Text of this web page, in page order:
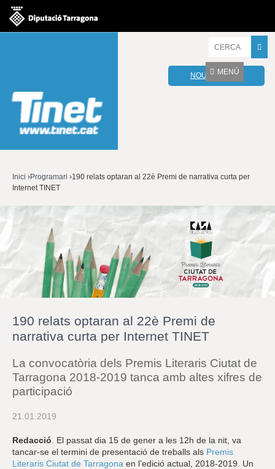
r
o
v
r
e
s
p
a
r
a
e
s
a
u
NOU WEBMAIL
MENÚ
Esteu
Inici ›Programari ›190 relats optaran al 22è Premi de narrativa curta per
Internet TINET
190 relats optaran al 22è Premi de
narrativa curta per Internet TINET
La convocatòria dels Premis Literaris Ciutat de
Tarragona 2018-2019 tanca amb altes xifres de
participació
21.01.2019
Redacció . El passat dia 15 de gener a les 12h de la nit, va
tancar-se el termini de presentació de treballs als Premis
Literaris Ciutat de Tarragona en l’edició actual, 2018-2019. Un